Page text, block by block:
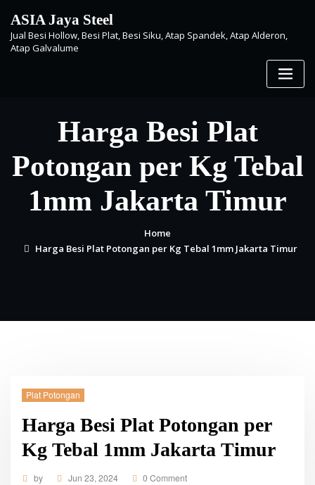
content
ASIA Jaya Steel
Jual Besi Hollow, Besi Plat, Besi Siku, Atap Spandek, Atap Alderon,
Atap Galvalume
Harga Besi Plat
Potongan per Kg Tebal
1mm Jakarta Timur
Home
Harga Besi Plat Potongan per Kg Tebal 1mm Jakarta Timur
Plat Potongan
Harga Besi Plat Potongan per
Kg Tebal 1mm Jakarta Timur
by Jun 23, 2024 0 Comment